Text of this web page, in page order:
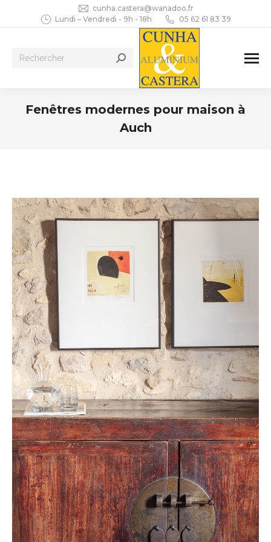
cunha.castera@wanadoo.fr
Lundi – Vendredi - 9h - 18h
05 62 61 83 39
Recherche
Fenêtres modernes pour maison à
Auch